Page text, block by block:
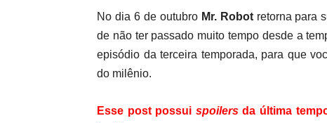
No dia 6 de outubro Mr. Robotretorna para
de não ter passado muito tempo desde a
episódio da terceira temporada, para que
do milênio.
Esse post possui spoilersda última